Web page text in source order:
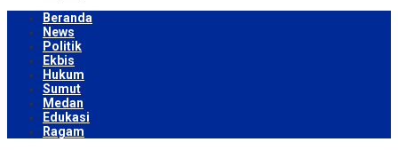
Beranda
News
Politik
Ekbis
Hukum
Sumut
Medan
Edukasi
Ragam